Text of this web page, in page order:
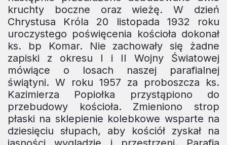
kruchty boczne oraz wieżę. W dzień
Chrystusa Króla 20 listopada 1932 roku
uroczystego poświęcenia kościoła dokonał
ks. bp Komar. Nie zachowały się żadne
zapiski z okresu I i II Wojny Światowej
mówiące o losach naszej parafialnej
świątyni. W roku 1957 za proboszcza ks.
Kazimierza Popiołka przystąpiono do
przebudowy kościoła. Zmieniono strop
płaski na sklepienie kolebkowe wsparte na
dziesięciu słupach, aby kościół zyskał na